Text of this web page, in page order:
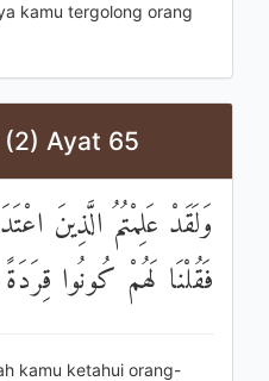
kamu tergolong orang
Ayat 65
وَلَقَدْ عَلِمْتُمُ الَّذِينَ
فَقُلْنَا لَهُمْ كُونُوا
kamu ketahui orang-